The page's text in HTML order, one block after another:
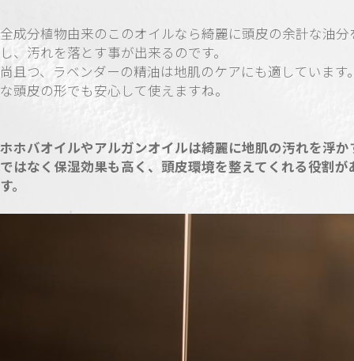
全成分植物由来のこのオイルなら綺麗に頭皮の余計な油分
し、汚れを落とす事が出来るのです。
尚且つ、ラベンダーの精油は地肌のケアにも適しています
な頭皮の形でも安心して使えますね。
ホホバオイルやアルガンオイルは綺麗に地肌の汚れを浮か
ではなく保湿効果も高く、頭皮環境を整えてくれる役割が
す。